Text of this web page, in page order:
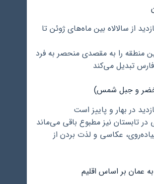
از سالالاه بین ماه‌های ژوئن تا
منطقه را به مقصدی منحصر به فرد
تبدیل می‌کند
و جبل شمس)
در بهار و پاییز است
تابستان نیز مطبوع باقی می‌ماند
عکاسی و لذت بردن از
عمان بر اساس اقلیم